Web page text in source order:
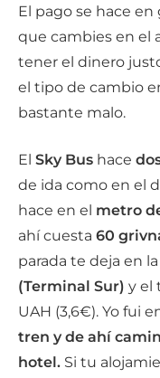
El pago se hace
que cambies en el
tener el dinero
el tipo de cambio
bastante malo.
El Sky Bus hace
de ida como en el
hace en el metro
ahí cuesta 60
parada te deja en la
(Terminal Sur) y el
UAH (3,6€). Yo fui
tren y de ahí
hotel. Si tu